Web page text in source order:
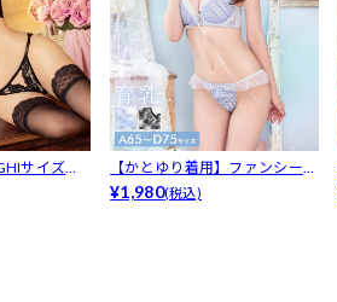
サイズ】
【かとゆり着用】ファンシーギ
ンガムシア...
¥1,980(税込)